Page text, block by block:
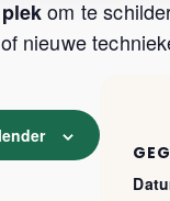
om te
nieuwe